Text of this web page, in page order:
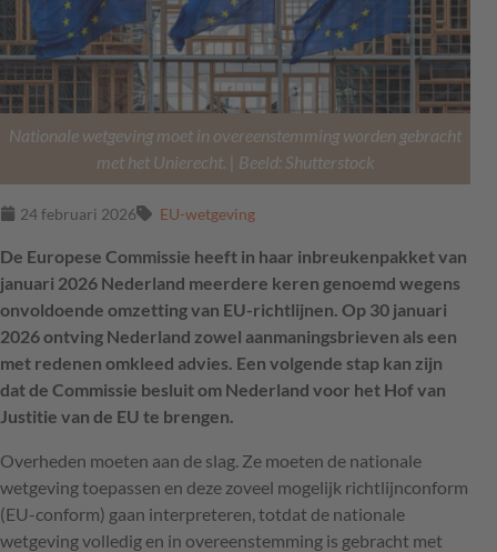
Nationale wetgeving moet in overeenstemming worden gebracht
met het Unierecht. | Beeld: Shutterstock
24 februari 2026 EU-wetgeving
De Europese Commissie heeft in haar inbreukenpakket van
januari 2026 Nederland meerdere keren genoemd wegens
onvoldoende omzetting van EU-richtlijnen. Op 30 januari
2026 ontving Nederland zowel aanmaningsbrieven als een
met redenen omkleed advies. Een volgende stap kan zijn
dat de Commissie besluit om Nederland voor het Hof van
Justitie van de EU te brengen.
Overheden moeten aan de slag. Ze moeten de nationale
wetgeving toepassen en deze zoveel mogelijk richtlijnconform
(EU-conform) gaan interpreteren, totdat de nationale
wetgeving volledig en in overeenstemming is gebracht met